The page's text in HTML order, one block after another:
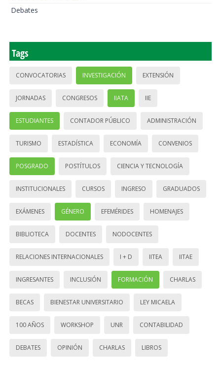
Debates
Tags
CONVOCATORIAS INVESTIGACIÓN EXTENSIÓN
JORNADAS CONGRESOS IIATA IIE
ESTUDIANTES CONTADOR PÚBLICO ADMINISTRACIÓN
TURISMO ESTADÍSTICA ECONOMÍA CONVENIOS
POSGRADO POSTÍTULOS CIENCIA Y TECNOLOGÍA
INSTITUCIONALES CURSOS INGRESO GRADUADOS
EXÁMENES GÉNERO EFEMÉRIDES HOMENAJES
BIBLIOTECA DOCENTES NODOCENTES
RELACIONES INTERNACIONALES I + D IITEA IITAE
INGRESANTES INCLUSIÓN FORMACIÓN CHARLAS
BECAS BIENESTAR UNIVERSITARIO LEY MICAELA
100 AÑOS WORKSHOP UNR CONTABILIDAD
DEBATES OPINIÓN CHARLAS LIBROS